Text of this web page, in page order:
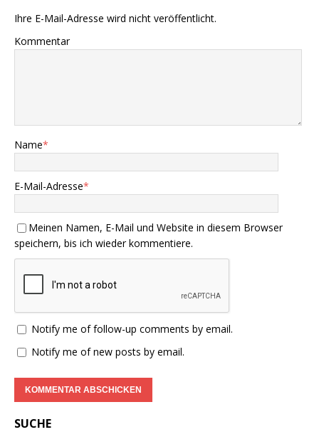
Ihre E-Mail-Adresse wird nicht veröffentlicht.
Kommentar
Name*
E-Mail-Adresse*
Meinen Namen, E-Mail und Website in diesem Browser
speichern, bis ich wieder kommentiere.
Notify me of follow-up comments by email.
Notify me of new posts by email.
SUCHE